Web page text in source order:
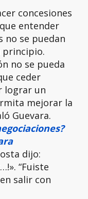
concesiones
entender
no se puedan
principio.
no se pueda
ceder
lograr un
mejorar la
Guevara.
dijo:
“Fuiste
salir con